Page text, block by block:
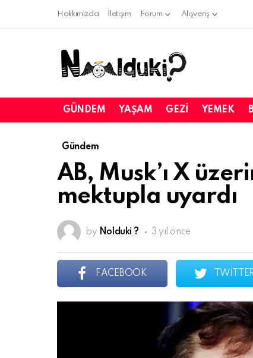
Hakkımızda İletişim Forum Alışveriş
GÜNDEM YAŞAM GEZI YEMEK
Gündem
AB, Musk’ı X
mektupla uyardı
by Nolduki ? 3 yıl önce
FACEBOOK